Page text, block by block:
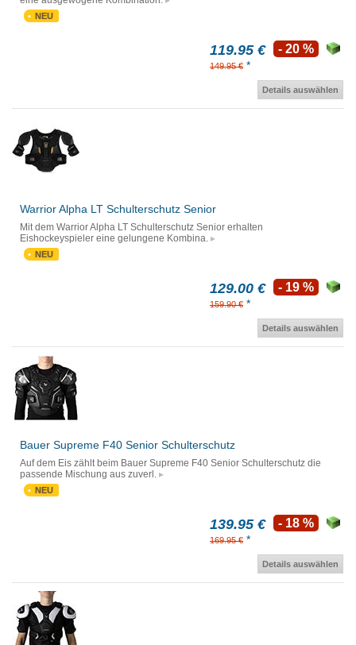
NEU
119.95 €
149.95 € *
- 20 %
Details auswählen
Warrior Alpha LT Schulterschutz Senior
Mit dem Warrior Alpha LT Schulterschutz Senior erhalten
Eishockeyspieler eine gelungene Kombina.
NEU
129.00 €
159.90 € *
- 19 %
Details auswählen
Bauer Supreme F40 Senior Schulterschutz
Auf dem Eis zählt beim Bauer Supreme F40 Senior Schulterschutz die
passende Mischung aus zuverl.
NEU
139.95 €
169.95 € *
- 18 %
Details auswählen